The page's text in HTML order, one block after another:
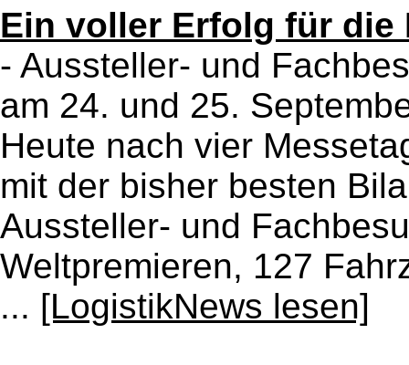
Ein voller Erfolg für die
- Aussteller- und
am 24. und 25.
Heute nach vier
mit der bisher besten
Aussteller- und
Weltpremieren, 127
... [LogistikNews lesen]